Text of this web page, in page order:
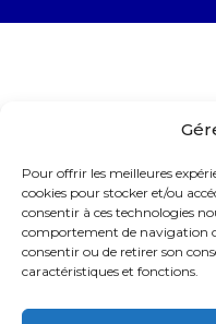
Pour offrir les meilleures
cookies pour stocker et/ou
consentir à ces technologies
comportement de navigation
consentir ou de retirer son
caractéristiques et fonctions.